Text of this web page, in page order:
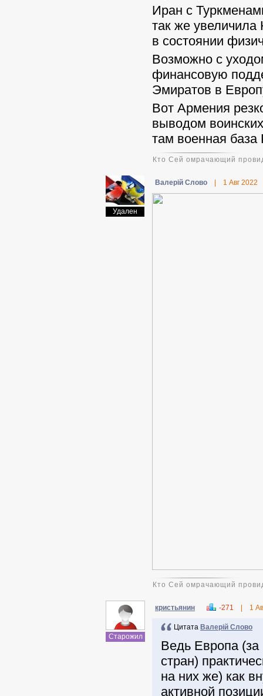
Иран с
так же увеличила
в состоянии
Возможно с
финансовую
Эмиратов в
Вот Армения
выводом
там военная
Кто Сей омрачающий
Удален
Валерій Слово 1 Авг 2022
Кто Сей омрачающий
Старожил
кристьянин -271 1
Цитата Валерій Слово
Ведь Европа
стран)
на них же) как
активной